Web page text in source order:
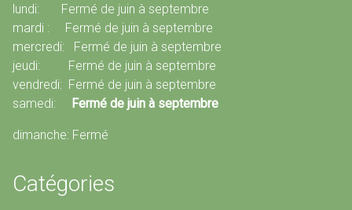
lundi: Fermé de juin à septembre
mardi : Fermé de juin à septembre
mercredi: Fermé de juin à septembre
jeudi: Fermé de juin à septembre
vendredi: Fermé de juin à septembre
samedi:
Fermé de juin à septembre
dimanche: Fermé
Catégories